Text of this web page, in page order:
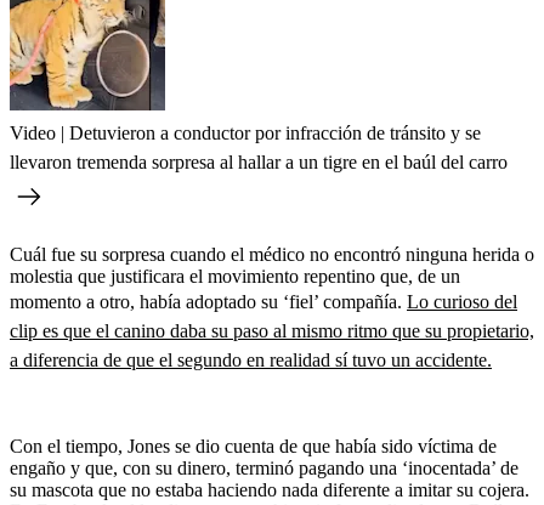
Video | Detuvieron a conductor por infracción de tránsito y se
llevaron tremenda sorpresa al hallar a un tigre en el baúl del carro
Cuál fue su sorpresa cuando el médico no encontró ninguna herida o
molestia que justificara el movimiento repentino que, de un
momento a otro, había adoptado su ‘fiel’ compañía. Lo curioso del
clip es que el canino daba su paso al mismo ritmo que su propietario,
a diferencia de que el segundo en realidad sí tuvo un accidente.
Con el tiempo, Jones se dio cuenta de que había sido víctima de
engaño y que, con su dinero, terminó pagando una ‘inocentada’ de
su mascota que no estaba haciendo nada diferente a imitar su cojera.